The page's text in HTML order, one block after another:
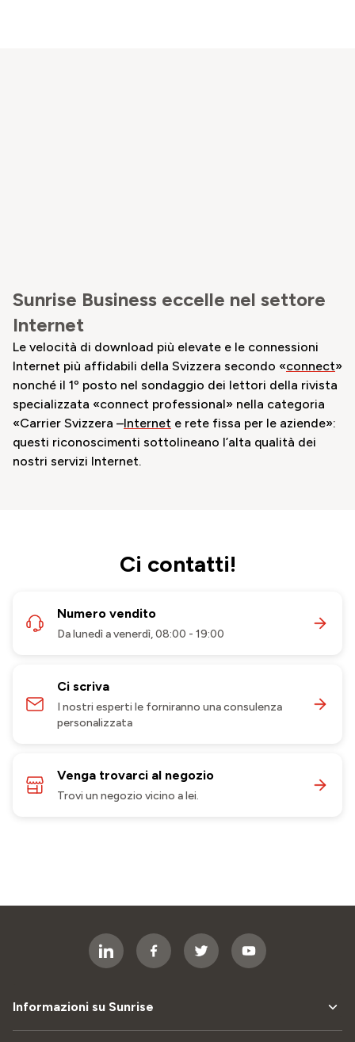
Sunrise Business eccelle nel settore
Internet
Le velocità di download più elevate e le connessioni
Internet più affidabili della Svizzera secondo «connect»
nonché il 1º posto nel sondaggio dei lettori della rivista
specializzata «connect professional» nella categoria
«Carrier Svizzera –Internet e rete fissa per le aziende»:
questi riconoscimenti sottolineano l’alta qualità dei
nostri servizi Internet.
Ci contatti!
Numero vendito
Da lunedì a venerdì, 08:00 - 19:00
Ci scriva
I nostri esperti le forniranno una consulenza
personalizzata
Venga trovarci al negozio
Trovi un negozio vicino a lei.
Informazioni su Sunrise